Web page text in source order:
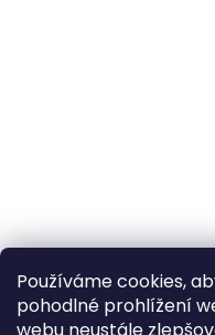
Používáme cookies,
pohodlné prohlížení
Sledovat na